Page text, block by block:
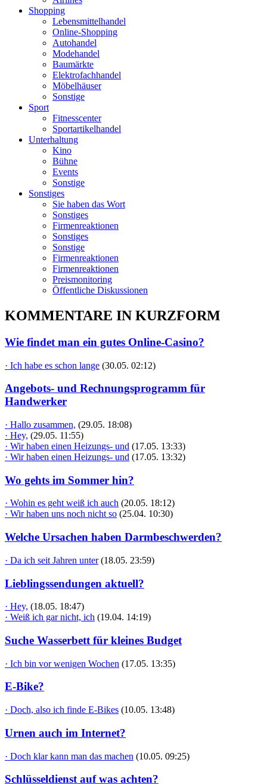
Shopping
Lebensmittelhandel
Online-Shopping
Autohandel
Modehandel
Baumärkte
Elektrofachhandel
Möbelhäuser
Sonstige
Sport
Fitnesscenter
Sportartikelhandel
Unterhaltung
Kino
Bühne
Events
Sonstige
Sonstiges
Sie haben das Wort
Sonstiges
Firmenreaktionen
Sonstiges
Sonstige
Firmenreaktionen
Firmenreaktionen
Preismonitoring
Öffentliche Diskussionen
KOMMENTARE IN KURZFORM
Wie findet man ein gutes Online-Casino?
· Ich habe es schon lange (30.05. 02:12)
Angebots- und Rechnungsprogramm für
Handwerker
· Hallo zusammen, (29.05. 18:08)
· Hey, (29.05. 11:55)
· Wir haben einen Heizungs- und (17.05. 13:33)
· Wir haben einen Heizungs- und (17.05. 13:32)
Wo gehts im Sommer hin?
· Wohin es geht weiß ich auch (20.05. 18:12)
· Wir haben uns noch nicht so (25.04. 10:30)
Welche Ursachen haben Darmbeschwerden?
· Da ich seit Jahren unter (18.05. 23:59)
Lieblingssendungen aktuell?
· Hey, (18.05. 18:47)
· Weiß ich gar nicht, ich (19.04. 14:19)
Suche Wasserbett für kleines Budget
· Ich bin vor wenigen Wochen (17.05. 13:35)
E-Bike?
· Doch, also ich finde E-Bikes (10.05. 13:48)
Urnen auch im Internet?
· Doch klar kann man das machen (10.05. 09:25)
Schlüsseldienst auf was achten?